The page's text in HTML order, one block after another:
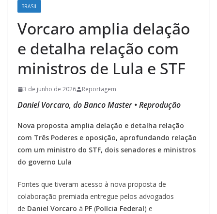
BRASIL
Vorcaro amplia delação
e detalha relação com
ministros de Lula e STF
3 de junho de 2026 Reportagem
Daniel Vorcaro, do Banco Master • Reprodução
Nova proposta amplia delação e detalha relação
com Três Poderes e oposição, aprofundando relação
com um ministro do STF, dois senadores e ministros
do governo Lula
Fontes que tiveram acesso à nova proposta de
colaboração premiada entregue pelos advogados
de Daniel Vorcaro à PF (Polícia Federal) e